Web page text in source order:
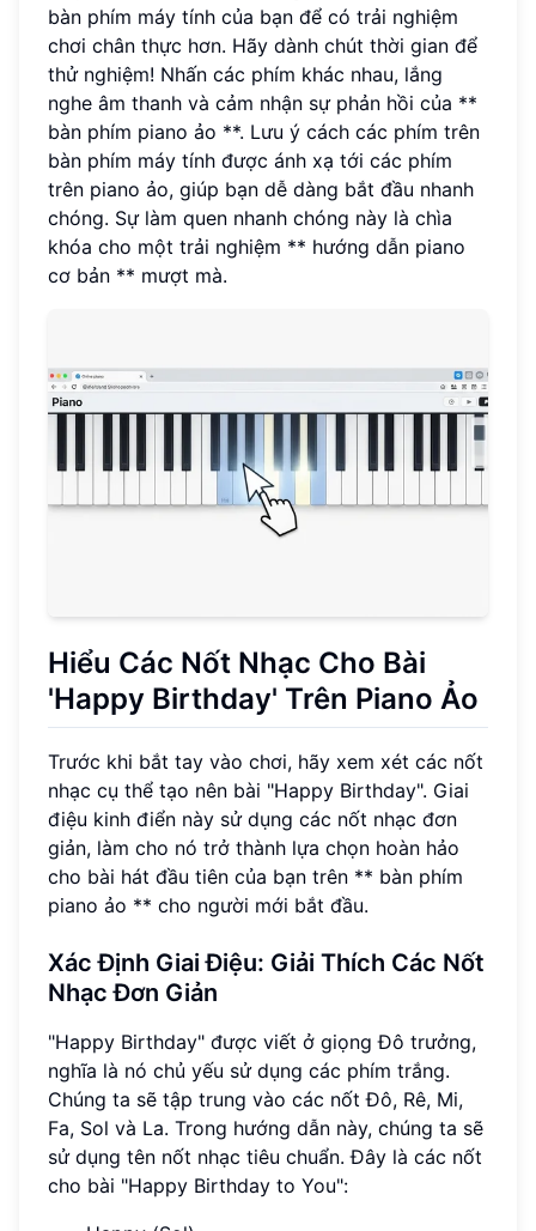
bàn phím máy tính của bạn để có trải nghiệm
chơi chân thực hơn. Hãy dành chút thời gian để
thử nghiệm! Nhấn các phím khác nhau, lắng
nghe âm thanh và cảm nhận sự phản hồi của **
bàn phím piano ảo **. Lưu ý cách các phím trên
bàn phím máy tính được ánh xạ tới các phím
trên piano ảo, giúp bạn dễ dàng bắt đầu nhanh
chóng. Sự làm quen nhanh chóng này là chìa
khóa cho một trải nghiệm ** hướng dẫn piano
cơ bản ** mượt mà.
Hiểu Các Nốt Nhạc Cho Bài
'Happy Birthday' Trên Piano Ảo
Trước khi bắt tay vào chơi, hãy xem xét các nốt
nhạc cụ thể tạo nên bài "Happy Birthday". Giai
điệu kinh điển này sử dụng các nốt nhạc đơn
giản, làm cho nó trở thành lựa chọn hoàn hảo
cho bài hát đầu tiên của bạn trên ** bàn phím
piano ảo ** cho người mới bắt đầu.
Xác Định Giai Điệu: Giải Thích Các Nốt
Nhạc Đơn Giản
"Happy Birthday" được viết ở giọng Đô trưởng,
nghĩa là nó chủ yếu sử dụng các phím trắng.
Chúng ta sẽ tập trung vào các nốt Đô, Rê, Mi,
Fa, Sol và La. Trong hướng dẫn này, chúng ta sẽ
sử dụng tên nốt nhạc tiêu chuẩn. Đây là các nốt
cho bài "Happy Birthday to You":